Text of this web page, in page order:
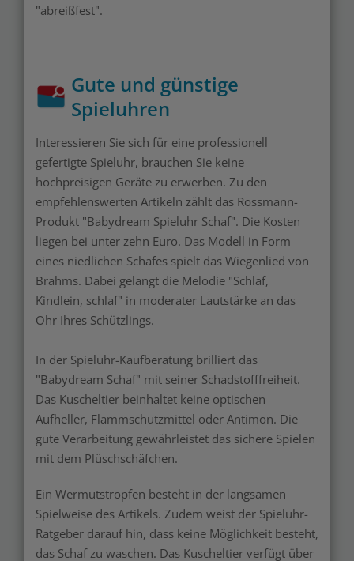
"abreißfest".
Gute und günstige
Spieluhren
Interessieren Sie sich für eine professionell
gefertigte Spieluhr, brauchen Sie keine
hochpreisigen Geräte zu erwerben. Zu den
empfehlenswerten Artikeln zählt das Rossmann-
Produkt "Babydream Spieluhr Schaf". Die Kosten
liegen bei unter zehn Euro. Das Modell in Form
eines niedlichen Schafes spielt das Wiegenlied von
Brahms. Dabei gelangt die Melodie "Schlaf,
Kindlein, schlaf" in moderater Lautstärke an das
Ohr Ihres Schützlings.
In der Spieluhr-Kaufberatung brilliert das
"Babydream Schaf" mit seiner Schadstofffreiheit.
Das Kuscheltier beinhaltet keine optischen
Aufheller, Flammschutzmittel oder Antimon. Die
gute Verarbeitung gewährleistet das sichere Spielen
mit dem Plüschschäfchen.
Ein Wermutstropfen besteht in der langsamen
Spielweise des Artikels. Zudem weist der Spieluhr-
Ratgeber darauf hin, dass keine Möglichkeit besteht,
das Schaf zu waschen. Das Kuscheltier verfügt über